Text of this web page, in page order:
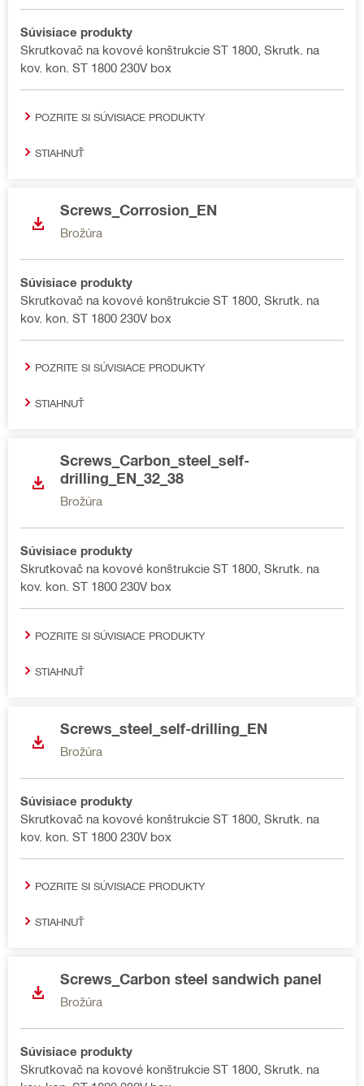
Súvisiace produkty
Skrutkovač na kovové konštrukcie ST 1800, Skrutk. na
kov. kon. ST 1800 230V box
POZRITE SI SÚVISIACE PRODUKTY
STIAHNUŤ
Screws_Corrosion_EN
Brožúra
Súvisiace produkty
Skrutkovač na kovové konštrukcie ST 1800, Skrutk. na
kov. kon. ST 1800 230V box
POZRITE SI SÚVISIACE PRODUKTY
STIAHNUŤ
Screws_Carbon_steel_self-
drilling_EN_32_38
Brožúra
Súvisiace produkty
Skrutkovač na kovové konštrukcie ST 1800, Skrutk. na
kov. kon. ST 1800 230V box
POZRITE SI SÚVISIACE PRODUKTY
STIAHNUŤ
Screws_steel_self-drilling_EN
Brožúra
Súvisiace produkty
Skrutkovač na kovové konštrukcie ST 1800, Skrutk. na
kov. kon. ST 1800 230V box
POZRITE SI SÚVISIACE PRODUKTY
STIAHNUŤ
Screws_Carbon steel sandwich panel
Brožúra
Súvisiace produkty
Skrutkovač na kovové konštrukcie ST 1800, Skrutk. na